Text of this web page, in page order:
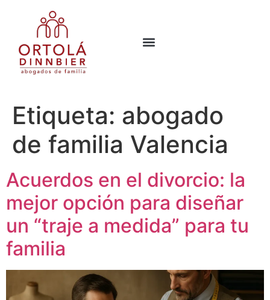
Etiqueta: abogado
de familia Valencia
Acuerdos en el divorcio: la
mejor opción para diseñar
un “traje a medida” para tu
familia